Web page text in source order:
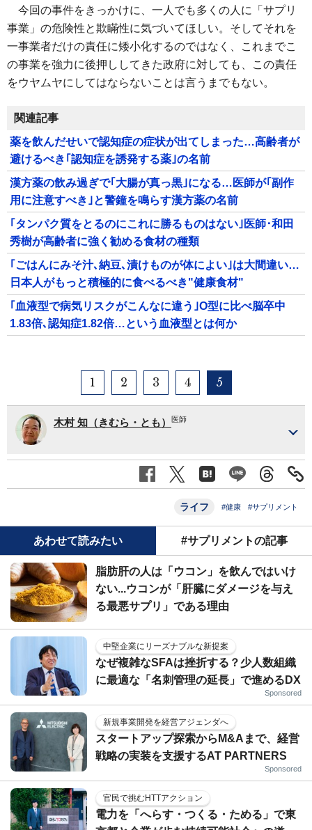
今回の事件をきっかけに、一人でも多くの人に「サプリ
事業」の危険性と欺瞞性に気づいてほしい。そしてそれを
一事業者だけの責任に矮小化するのではなく、これまでこ
の事業を強力に後押ししてきた政府に対しても、この責任
をウヤムヤにしてはならないことは言うまでもない。
関連記事
薬を飲んだせいで認知症の症状が出てしまった…高齢者が
避けるべき｢認知症を誘発する薬｣の名前
漢方薬の飲み過ぎで｢大腸が真っ黒｣になる…医師が｢副作
用に注意すべき｣と警鐘を鳴らす漢方薬の名前
｢タンパク質をとるのにこれに勝るものはない｣医師･和田
秀樹が高齢者に強く勧める食材の種類
｢ごはんにみそ汁､納豆､漬けものが体によい｣は大間違い…
日本人がもっと積極的に食べるべき"健康食材"
｢血液型で病気リスクがこんなに違う｣O型に比べ脳卒中
1.83倍､認知症1.82倍…という血液型とは何か
1 2 3 4 5
木村 知（きむら・とも） 医師
ライフ #健康 #サプリメント
あわせて読みたい #サプリメントの記事
脂肪肝の人は「ウコン」を飲んではいけ
ない...ウコンが「肝臓にダメージを与え
る最悪サプリ」である理由
中堅企業にリーズナブルな新提案
なぜ複雑なSFAは挫折する？少人数組織
に最適な「名刺管理の延長」で進めるDX
Sponsored
新規事業開発を経営アジェンダへ
スタートアップ探索からM&Aまで、経営
戦略の実装を支援するAT PARTNERS
Sponsored
官民で挑むHTTアクション
電力を「へらす・つくる・ためる」で東